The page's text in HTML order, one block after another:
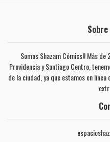
Somos Shazam Cómics!! Más
Providencia y Santiago Centro,
de la ciudad, ya que estamos en